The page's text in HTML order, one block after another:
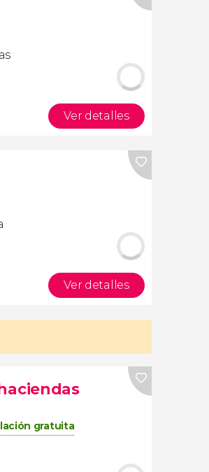
Ver detalles
Ver detalles
gratuita